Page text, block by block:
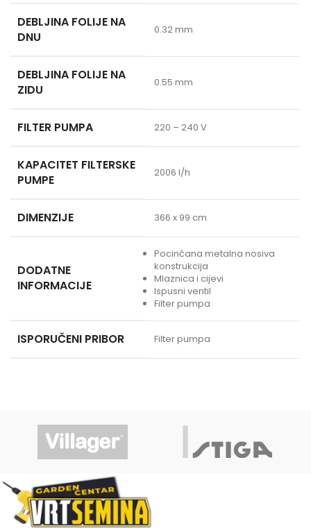
DEBLJINA FOLIJE NA
DNU
0.32 mm
DEBLJINA FOLIJE NA
ZIDU
0.55 mm
FILTER PUMPA 220 – 240 V
KAPACITET FILTERSKE
PUMPE
2006 l/h
DIMENZIJE 366 x 99 cm
DODATNE
INFORMACIJE
Pocinčana metalna nosiva
konstrukcija
Mlaznica i cijevi
Ispusni ventil
Filter pumpa
ISPORUČENI PRIBOR Filter pumpa